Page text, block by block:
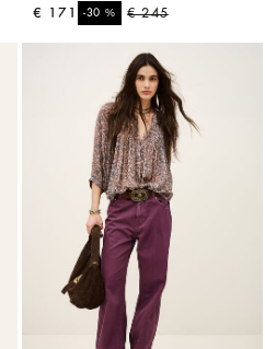
€ 245
-30%
€ 171